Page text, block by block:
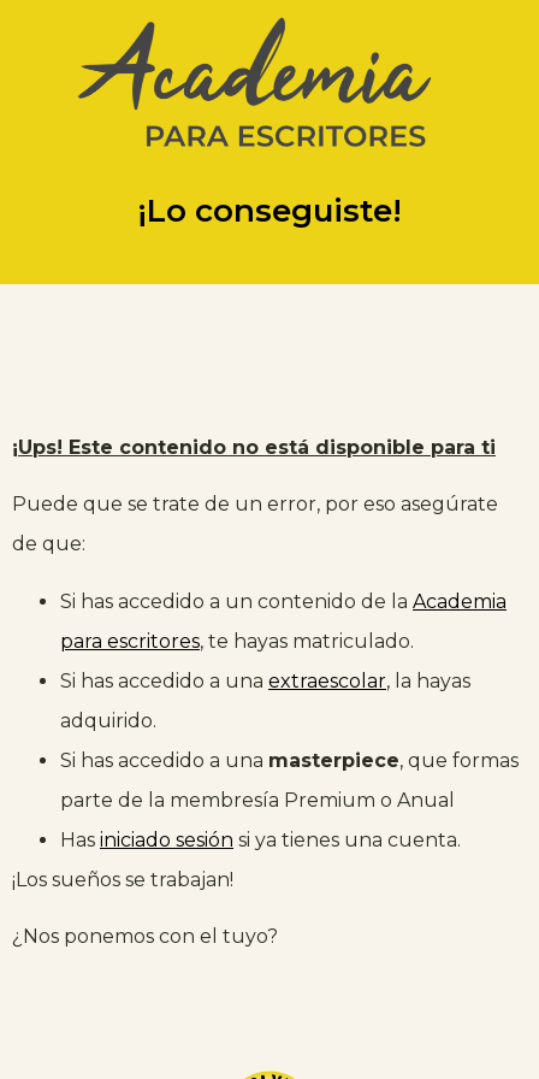
¡Lo conseguiste!
¡Ups! Este contenido no está disponible para ti
Puede que se trate de un error, por eso asegúrate
de que:
Si has accedido a un contenido de la Academia
para escritores, te hayas matriculado.
Si has accedido a una extraescolar, la hayas
adquirido.
Si has accedido a una masterpiece, que formas
parte de la membresía Premium o Anual
Has iniciado sesión si ya tienes una cuenta.
¡Los sueños se trabajan!
¿Nos ponemos con el tuyo?